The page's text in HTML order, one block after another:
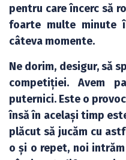
pentru care încerc să
foarte multe minute
câteva momente.
Ne dorim, desigur, să
competiției. Avem
puternici. Este o
însă în același timp
plăcut să jucăm cu
o și o repet, noi